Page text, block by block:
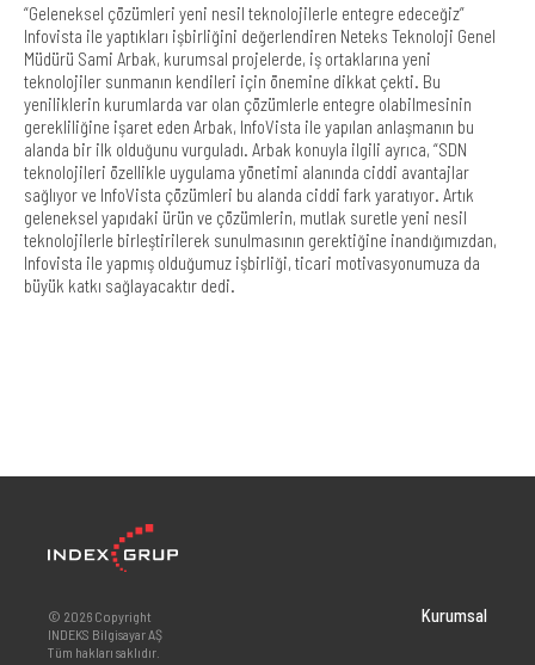
“Geleneksel çözümleri yeni nesil teknolojilerle entegre edeceğiz”
Infovista ile yaptıkları işbirliğini değerlendiren Neteks Teknoloji Genel
Müdürü Sami Arbak, kurumsal projelerde, iş ortaklarına yeni
teknolojiler sunmanın kendileri için önemine dikkat çekti. Bu
yeniliklerin kurumlarda var olan çözümlerle entegre olabilmesinin
gerekliliğine işaret eden Arbak, InfoVista ile yapılan anlaşmanın bu
alanda bir ilk olduğunu vurguladı. Arbak konuyla ilgili ayrıca, “SDN
teknolojileri özellikle uygulama yönetimi alanında ciddi avantajlar
sağlıyor ve InfoVista çözümleri bu alanda ciddi fark yaratıyor. Artık
geleneksel yapıdaki ürün ve çözümlerin, mutlak suretle yeni nesil
teknolojilerle birleştirilerek sunulmasının gerektiğine inandığımızdan,
Infovista ile yapmış olduğumuz işbirliği, ticari motivasyonumuza da
büyük katkı sağlayacaktır dedi.
© 2026 Copyright
INDEKS Bilgisayar AŞ
Tüm hakları saklıdır.
Kurumsal